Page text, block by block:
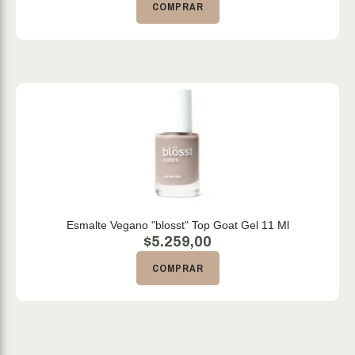
COMPRAR
Esmalte Vegano "blosst" Top Goat Gel 11 Ml
$5.259,00
COMPRAR